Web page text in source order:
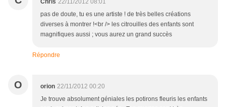
Chris 22/11/2012 08:01
pas de doute, tu es une artiste ! de très belles créations
diverses à montrer !<br /> les citrouilles des enfants sont
magnifiques aussi ; vous aurez un grand succès
Répondre
O orion 22/11/2012 00:20
Je trouve absolument géniales les potirons fleuris les enfants